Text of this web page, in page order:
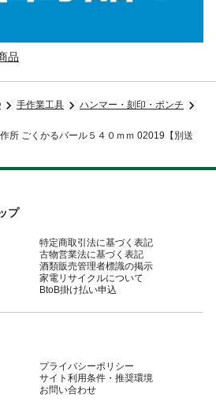
品
手作業工具
ハンマー・刻印・ポンチ
所 ごくかるバール５４０ｍｍ 02019【別送
プ
特定商取引法に基づく表記
古物営業法に基づく表記
酒類販売管理者標識の掲示
家電リサイクルについて
BtoB掛け払い申込
プライバシーポリシー
サイト利用条件・推奨環境
お問い合わせ